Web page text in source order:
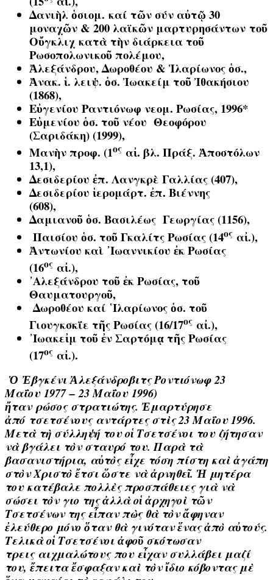
Δανιὴλ ὁσιομ. καί τῶν σύν αὐτῷ 30
μοναχῶν & 200 λαϊκῶν μαρτυρησάντων τοῦ
Οὔγκλιχ κατὰ τὴν διάρκεια τοῦ
Ρωσοπολωνικοῦ πολέμου,
Ἀλεξάνδρου, Δωροθέου & Ἱλαρίωνος ὁσ.,
Ἀνακ. ἱ. λειψ. ὁσ. Ἰωακείμ τοῦ Ἰθακήσιου
(1868),
Εὐγενίου Ραντιόνωφ νεομ. Ρωσίας, 1996*
Εὐμενίου ὁσ. τοῦ νέου Θεοφόρου
(Σαριδάκη) (1999),
Μανὴν προφ. (1ος αἰ. βλ. Πράξ. Ἀποστόλων
13,1),
Δεσιδερίου ἐπ. Λανγκρὲ Γαλλίας (407),
Δεσιδερίου ἱερομάρτ. ἐπ. Βιέννης
(608),
Δαμιανοῦ ὁσ. Βασιλέως Γεωργίας (1156),
Παισίου ὁσ. τοῦ Γκαλίτς Ρωσίας (14ος αἰ.),
Ἀντωνίου καὶ ᾿Ιωαννικίου ἐκ Ρωσίας
(16ος αἰ.),
᾿Αλεξάνδρου τοῦ ἐκ Ρωσίας, τοῦ
Θαυματουργοῦ,
Δωροθέου καί ῾Ιλαρίωνος ὁσ. τοῦ
Γιουγκσκΐε τῆς Ρωσίας (16/17ος αἰ.),
᾿Ιωακεἰμ τοῦ ἐν Σαρτόμᾳ τῆς Ρωσίας
(17ος αἰ.).
Ὁ Ἐβγκένι Ἀλεξάνδροβιτς Ροντιόνωφ 23
Μαΐου 1977 – 23 Μαΐου 1996)
ἤταν ρώσος στρατιώτης. Ἐμαρτύρησε
ἀπό τσετσένους αντάρτες στὶς 23 Μαΐου 1996.
Μετὰ τὴ σύλληψή του οἱ Τσετσένοι του ζήτησαν
νὰ βγάλει τὸν σταυρό του. Παρὰ τὰ
βασανιστήρια, αὐτὸς εἶχε τόση πίστη καὶ ἀγάπη
στὸν Χριστὸ ἔτσι ὥστε νὰ ἀρνηθεῖ. Ἡ μητέρα
του κατέβαλε πολλὲς προσπάθειες γιὰ νὰ
σώσει τὸν γιο της ἀλλὰ οἱ ἀρχηγοὶ τῶν
Τσετσένων της εἶπαν πὼς θὰ τὸν ἄφηναν
ἐλεύθερο μόνο ὅταν θὰ γινόταν ἕνας ἀπὸ αὐτούς.
Τελικὰ οἱ Τσετσένοι ἀφοῦ σκότωσαν
τρεις αιχμαλώτους που εἶχαν συλλάβει μαζί
του, ἔπειτα ἔσφαξαν καὶ τὸν ἴδιο κόβοντας μὲ